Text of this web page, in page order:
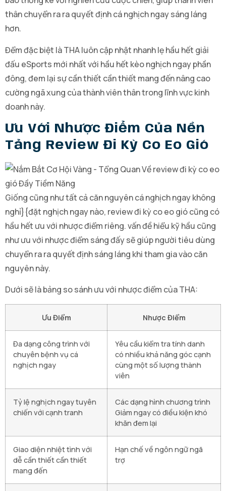
thân chuyển ra ra quyết định cá nghịch ngay sáng láng
hơn.
Đểm đặc biệt là THA luôn cập nhật nhanh lẹ hầu hết giải
đấu eSports mới nhất với hầu hết kèo nghịch ngay phần
đông, đem lại sự cần thiết cần thiết mang đến nâng cao
cường ngã xung của thành viên thân trong lĩnh vực kinh
doanh này.
Ưu Với Nhược Điểm Của Nền
Tảng Review Đi Kỳ Co Eo Gió
Giống cũng như tất cả căn nguyên cá nghịch ngay không
nghỉ}{đặt nghịch ngay nào, review đi kỳ co eo gió cũng có
hầu hết ưu với nhược điểm riêng. vấn đề hiểu kỹ hầu cũng
như ưu với nhược điểm sáng đấy sẽ giúp người tiêu dùng
chuyển ra ra quyết định sáng láng khi tham gia vào căn
nguyên này.
Dưới sẽ là bảng so sánh ưu với nhược điểm của THA:
Ưu Điểm Nhược Điểm
Đa dạng công trình với
chuyên bệnh vụ cá
nghịch ngay
Yêu cầu kiểm tra tính danh
có nhiều khả năng góc cạnh
cùng một số lượng thành
viên
Tỷ lệ nghịch ngay tuyên
chiến với cạnh tranh
Các dạng hình chương trình
Giảm ngay có điều kiện khó
khăn đem lại
Giao diện nhiệt tình với
dễ cần thiết cần thiết
mang đến
Hạn chế về ngôn ngữ ngã
trợ